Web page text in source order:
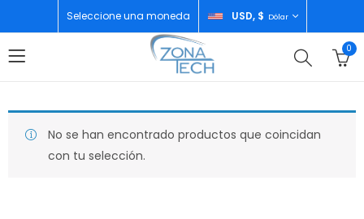
Seleccione una moneda USD, $ Dólar
0
No se han encontrado productos que coincidan
con tu selección.